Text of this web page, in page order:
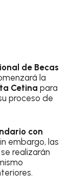
de Becas
la
Cetina para
proceso de
con
embargo, las
realizarán